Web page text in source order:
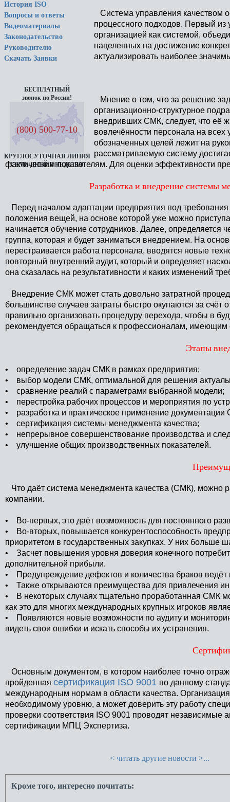
История ISO
Вопросы и ответы
Видеоматериалы
Законодательство
Руководителю
Скачать Заявки
БЕСПЛАТНЫЙ
звонок по России!
(800) 500-77-10
КРУГЛОСУТОЧНАЯ ЛИНИЯ
СЕМЬ ДНЕЙ В НЕДЕЛЮ
Система управления качеством
процессного подходов. Первый из
организацией как системой,
нацеленных на достижение
актуализировать наиболее
Мнение о том, что за решение
организационно-структурное
внедривших СМК, следует, что её
вовлечённости персонала на всех
обозначенных целей лежит на
рассматриваемую систему
фактическим показателям. Для оценки эффективности
Разработка и внедрение системы
Перед началом адаптации предприятия под
положения вещей, на основе которой уже можно
начинается обучение сотрудников. Далее,
группа, которая и будет заниматься внедрением. На
перестраивается работа персонала, вводятся новые
повторный внутренний аудит, который и определяет
она сказалась на результативности и каких изменений
Внедрение СМК может стать довольно затратной
большинстве случаев затраты быстро окупаются за
правильно организовать процедуру перехода, чтобы в
рекомендуется обращаться к профессионалам, имеющим
Этапы
• определение задач СМК в рамках предприятия;
• выбор модели СМК, оптимальной для решения
• сравнение реалий с параметрами выбранной модели;
• перестройка рабочих процессов и мероприятия по
• разработка и практическое применение документации
• сертификация системы менеджмента качества;
• непрерывное совершенствование производства и
• улучшение общих производственных показателей.
Что даёт система менеджмента качества (СМК), можно
компании.
• Во-первых, это даёт возможность для постоянного
• Во-вторых, повышается конкурентоспособность
приоритетом в государственных закупках. У них больше
• Засчет повышения уровня доверия конечного
дополнительной прибыли.
• Предупреждение дефектов и количества браков ведёт
• Также открываются преимущества для привлечения
• В некоторых случаях тщательно проработанная СМК
как это для многих международных крупных игроков
• Появляются новые возможности по аудиту и
видеть свои ошибки и искать способы их устранения.
Основным документом, в котором наиболее точно
пройденная сертификация ISO 9001 по данному
международным нормам в области качества.
необходимому уровню, а может доверить эту работу
проверки соответствия ISO 9001 проводят
сертификации МПЦ Экспертиза.
< читать другие новости >...
Кроме того, интересно почитать: